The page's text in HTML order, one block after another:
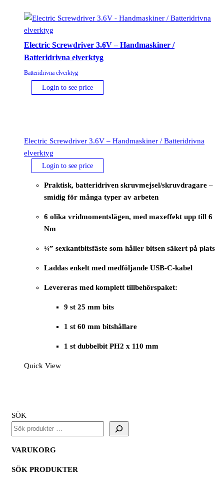
Electric Screwdriver 3.6V – Handmaskiner /
Batteridrivna elverktyg
Batteridrivna elverktyg
Login to see price
Electric Screwdriver 3.6V – Handmaskiner / Batteridrivna
elverktyg
Login to see price
Praktisk, batteridriven skruvmejsel/skruvdragare –
smidig för många typer av arbeten
6 olika vridmomentslägen, med maxeffekt upp till 6
Nm
¼” sexkantbitsfäste som håller bitsen säkert på plats
Laddas enkelt med medföljande USB-C-kabel
Levereras med komplett tillbehörspaket:
9 st 25 mm bits
1 st 60 mm bitshållare
1 st dubbelbit PH2 x 110 mm
Quick View
SÖK
VARUKORG
SÖK PRODUKTER